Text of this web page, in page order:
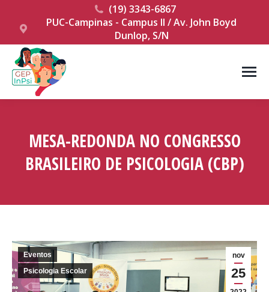
(19) 3343-6867
PUC-Campinas - Campus II / Av. John Boyd
Dunlop, S/N
MESA-REDONDA NO CONGRESSO
BRASILEIRO DE PSICOLOGIA (CBP)
nov
25
Eventos
Psicologia Escolar